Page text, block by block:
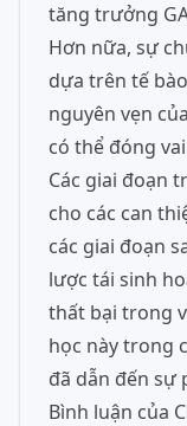
tăng trưởng
Hơn nữa, sự
dựa trên tế
nguyên vẹn
có thể đóng
Các giai đoạn
cho các can
các giai đoạn
lược tái sinh
thất bại trong
học này trong
đã dẫn đến sự
Bình luận của